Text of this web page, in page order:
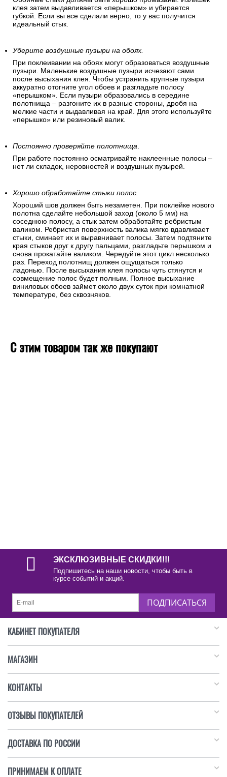
клея затем выдавливается «перышком» и убирается
губкой. Если вы все сделали верно, то у вас получится
идеальный стык.
Уберите воздушные пузыри на обоях.
При поклеивании на обоях могут образоваться воздушные
пузыри. Маленькие воздушные пузыри исчезают сами
после высыхания клея. Чтобы устранить крупные пузыри
аккуратно отогните угол обоев и разгладьте полосу
«перышком». Если пузыри образовались в середине
полотнища – разгоните их в разные стороны, дробя на
мелкие части и выдавливая на край. Для этого используйте
«перышко» или резиновый валик.
Постоянно проверяйте полотнища.
При работе постоянно осматривайте наклеенные полосы –
нет ли складок, неровностей и воздушных пузырей.
Хорошо обработайте стыки полос.
Хороший шов должен быть незаметен. При поклейке нового
полотна сделайте небольшой заход (около 5 мм) на
соседнюю полосу, а стык затем обработайте ребристым
валиком. Ребристая поверхность валика мягко вдавливает
стыки, сминает их и выравнивает полосы. Затем подтяните
края стыков друг к другу пальцами, разгладьте перышком и
снова прокатайте валиком. Чередуйте этот цикл несколько
раз. Переход полотнищ должен ощущаться только
ладонью. После высыхания клея полосы чуть стянутся и
совмещение полос будет полным. Полное высыхание
виниловых обоев займет около двух суток при комнатной
температуре, без сквозняков.
С этим товаром так же покупают
ЭКСКЛЮЗИВНЫЕ СКИДКИ!!!
Подпишитесь на наши новости, чтобы быть в
курсе событий и акций.
ПОДПИСАТЬСЯ
КАБИНЕТ ПОКУПАТЕЛЯ
МАГАЗИН
КОНТАКТЫ
ОТЗЫВЫ ПОКУПАТЕЛЕЙ
ДОСТАВКА ПО РОССИИ
ПРИНИМАЕМ К ОПЛАТЕ